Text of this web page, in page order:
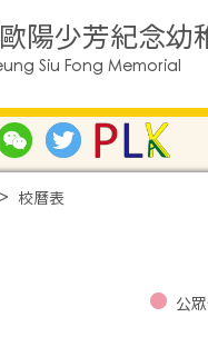
陽少芳紀念幼
Siu Fong Memorial
校曆表
公